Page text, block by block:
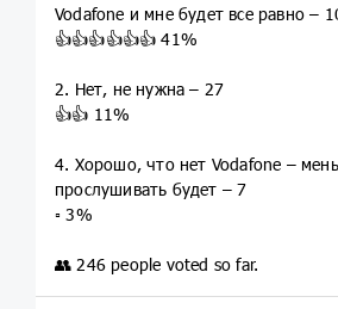
Vodafone и мне будет все равно –
👍👍👍👍👍👍 41%
2. Нет, не нужна – 27
👍👍 11%
4. Хорошо, что нет Vodafone –
прослушивать будет – 7
▫️ 3%
👥 246 people voted so far.